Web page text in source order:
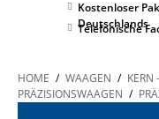
Kostenloser
Deutschlands
Telefonische
HOME / WAAGEN / KERN
PRÄZISIONSWAAGEN /